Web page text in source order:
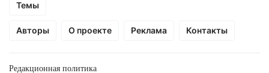
Темы
Авторы О проекте Реклама Контакты
Редакционная политика